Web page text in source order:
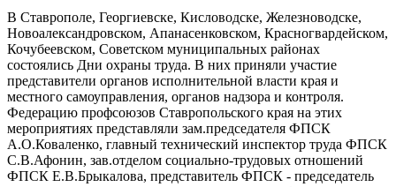
В Ставрополе, Георгиевске, Кисловодске, Железноводске,
Новоалександровском, Апанасенковском, Красногвардейском,
Кочубеевском, Советском муниципальных районах
состоялись Дни охраны труда. В них приняли участие
представители органов исполнительной власти края и
местного самоуправления, органов надзора и контроля.
Федерацию профсоюзов Ставропольского края на этих
мероприятиях представляли зам.председателя ФПСК
А.О.Коваленко, главный технический инспектор труда ФПСК
С.В.Афонин, зав.отделом социально-трудовых отношений
ФПСК Е.В.Брыкалова, представитель ФПСК - председатель